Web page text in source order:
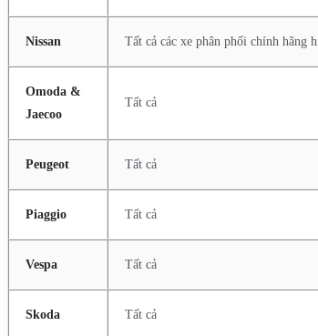
Nissan Tất cả các xe phân phối chính hãng
Omoda &
Jaecoo
Tất cả
Peugeot Tất cả
Piaggio Tất cả
Vespa Tất cả
Skoda Tất cả